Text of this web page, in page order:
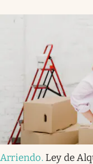
Arriendo. Ley de